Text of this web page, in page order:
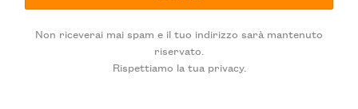
Non riceverai mai spam e il tuo indirizzo sarà mantenuto
riservato.
Rispettiamo la tua privacy.